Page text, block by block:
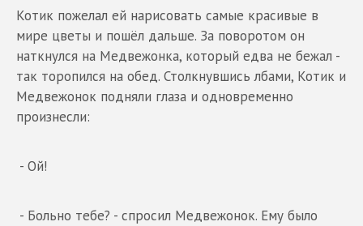
Котик пожелал ей нарисовать самые красивые в
мире цветы и пошёл дальше. За поворотом он
наткнулся на Медвежонка, который едва не бежал -
так торопился на обед. Столкнувшись лбами, Котик и
Медвежонок подняли глаза и одновременно
произнесли:
- Ой!
- Больно тебе? - спросил Медвежонок. Ему было